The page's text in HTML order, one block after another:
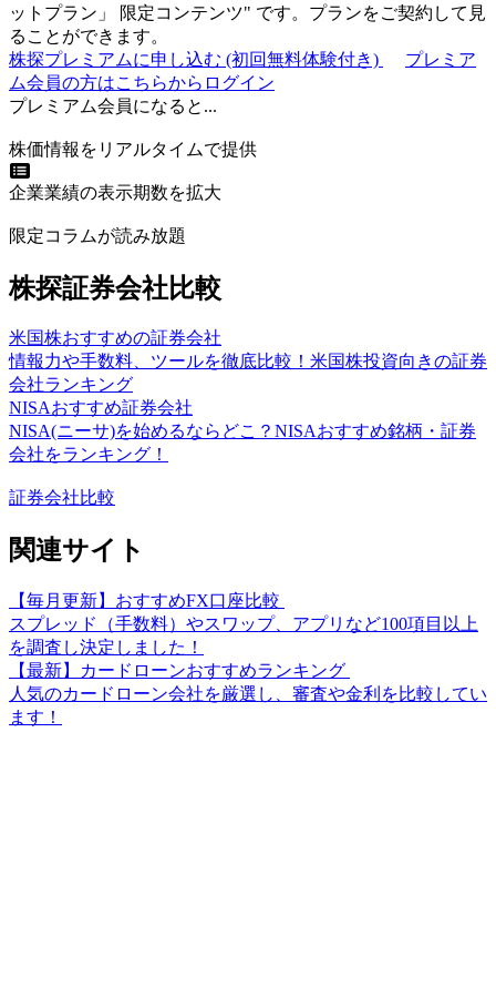
ットプラン 」 限定コンテンツ" です。プランをご契約して見
ることができます。
株探プレミアムに申し込む (初回無料体験付き)
プレミア
ム会員の方はこちらからログイン
プレミアム会員になると...
株価情報をリアルタイムで提供
企業業績の表示期数を拡大
限定コラムが読み放題
株探証券会社比較
米国株おすすめの証券会社
情報力や手数料、ツールを徹底比較！米国株投資向きの証券
会社ランキング
NISAおすすめ証券会社
NISA(ニーサ)を始めるならどこ？NISAおすすめ銘柄・証券
会社をランキング！
証券会社比較
関連サイト
【毎月更新】おすすめFX口座比較
スプレッド（手数料）やスワップ、アプリなど100項目以上
を調査し決定しました！
【最新】カードローンおすすめランキング
人気のカードローン会社を厳選し、審査や金利を比較してい
ます！